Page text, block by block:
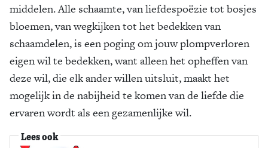
middelen. Alle schaamte, van liefdespoëzie tot bosjes
bloemen, van wegkijken tot het bedekken van
schaamdelen, is een poging om jouw plompverloren
eigen wil te bedekken, want alleen het opheffen van
deze wil, die elk ander willen uitsluit, maakt het
mogelijk in de nabijheid te komen van de liefde die
ervaren wordt als een gezamenlijke wil.
Lees ook